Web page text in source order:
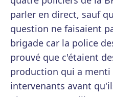
parler en direct, sauf
question ne faisaient
brigade car la police
prouvé que c'étaient
production qui a menti
intervenants avant